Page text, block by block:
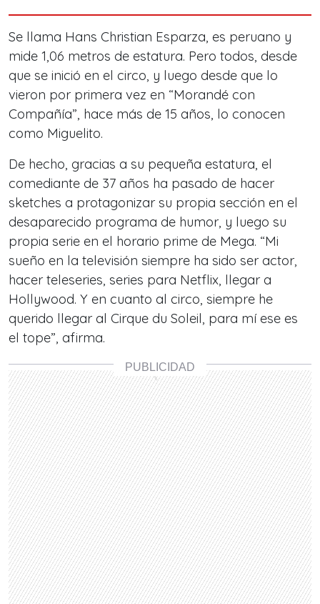
Se llama Hans Christian Esparza, es peruano y
mide 1,06 metros de estatura. Pero todos, desde
que se inició en el circo, y luego desde que lo
vieron por primera vez en “Morandé con
Compañía”, hace más de 15 años, lo conocen
como Miguelito.
De hecho, gracias a su pequeña estatura, el
comediante de 37 años ha pasado de hacer
sketches a protagonizar su propia sección en el
desaparecido programa de humor, y luego su
propia serie en el horario prime de Mega. “Mi
sueño en la televisión siempre ha sido ser actor,
hacer teleseries, series para Netflix, llegar a
Hollywood. Y en cuanto al circo, siempre he
querido llegar al Cirque du Soleil, para mí ese es
el tope”, afirma.